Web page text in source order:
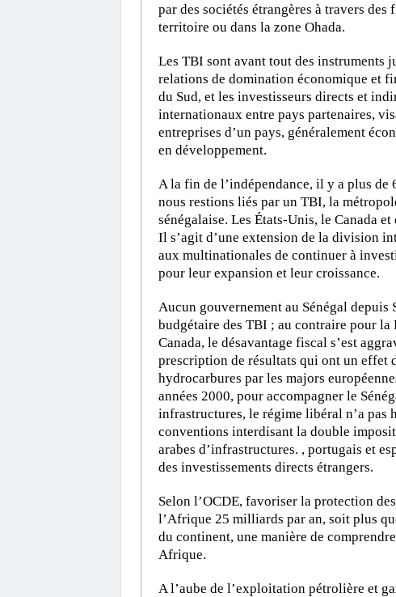
par des sociétés étrangères à travers
territoire ou dans la zone Ohada.
Les TBI sont avant tout des
relations de domination économique et
du Sud, et les investisseurs directs et
internationaux entre pays partenaires,
entreprises d’un pays, généralement
en développement.
A la fin de l’indépendance, il y a plus de
nous restions liés par un TBI, la
sénégalaise. Les États-Unis, le Canada
Il s’agit d’une extension de la division
aux multinationales de continuer à
pour leur expansion et leur croissance.
Aucun gouvernement au Sénégal depuis
budgétaire des TBI ; au contraire pour la
Canada, le désavantage fiscal s’est
prescription de résultats qui ont un effet
hydrocarbures par les majors
années 2000, pour accompagner le
infrastructures, le régime libéral n’a pas
conventions interdisant la double
arabes d’infrastructures. , portugais et
des investissements directs étrangers.
Selon l’OCDE, favoriser la protection
l’Afrique 25 milliards par an, soit plus
du continent, une manière de
Afrique.
A l’aube de l’exploitation pétrolière et